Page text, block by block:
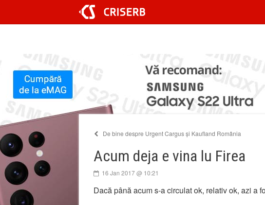
conținut
De bine despre Urgent Cargus și Kaufland România
Acum deja e vina lu Firea
16 Jan 2017 @ 10:21
Dacă până acum s-a circulat ok, relativ ok, azi a